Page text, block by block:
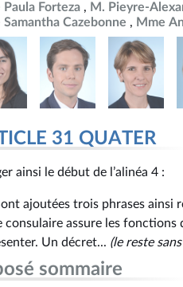
2019
2019
2019
2019
Paula Forteza
M. Pieyre-
Samantha Cazebonne
Mme
31 QUATER
ainsi le début de l’alinéa 4 :
ajoutées trois phrases ainsi
consulaire assure les
Un décret... (le reste
sommaire